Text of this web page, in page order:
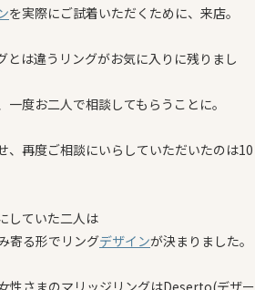
を実際にご試着いただくために、来店。
とは違うリングがお気に入りに残りまし
度お二人で相談してもらうことに。
、再度ご相談にいらしていただいたのは10
していた二人は
寄る形でリングデザインが決まりました。
性さまのマリッジリングはDeserto(デザー